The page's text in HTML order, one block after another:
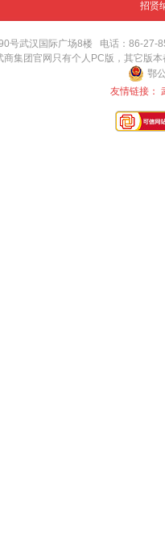
招贤
号武汉国际广场8楼 电话：86-
商集团官网只有个人PC版，其它版
鄂
友情链接：